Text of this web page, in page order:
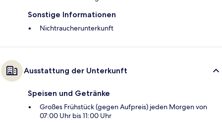
Sonstige Informationen
Nichtraucherunterkunft
Ausstattung der Unterkunft
Speisen und Getränke
Großes Frühstück (gegen Aufpreis) jeden Morgen von
07:00 Uhr bis 11:00 Uhr